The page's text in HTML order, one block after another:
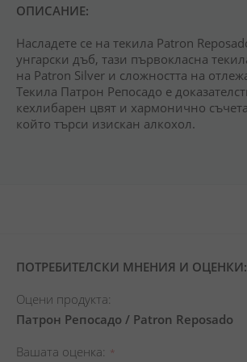
ОПИСАНИЕ:
Насладете се на текила Patron
унгарски дъб, тази първокласна
на Patron Silver и сложността на
Текила Патрон Репосадо е
кехлибарен цвят и хармонично
който търси изискан алкохол.
ПОТРЕБИТЕЛСКИ МНЕНИЯ И ОЦЕНКИ:
Оцени продукта:
Патрон Репосадо / Patron Reposado
Вашата оценка